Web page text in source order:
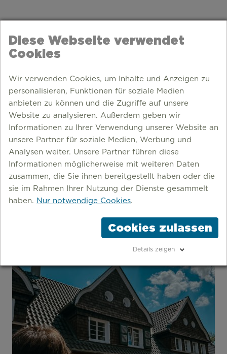
Diese Webseite verwendet
Cookies
Wir verwenden Cookies, um Inhalte und Anzeigen zu
personalisieren, Funktionen für soziale Medien
anbieten zu können und die Zugriffe auf unsere
Website zu analysieren. Außerdem geben wir
Informationen zu Ihrer Verwendung unserer Website an
unsere Partner für soziale Medien, Werbung und
Analysen weiter. Unsere Partner führen diese
Informationen möglicherweise mit weiteren Daten
zusammen, die Sie ihnen bereitgestellt haben oder die
sie im Rahmen Ihrer Nutzung der Dienste gesammelt
haben. Nur notwendige Cookies.
Cookies zulassen
Details zeigen
TRAVEL GUIDE